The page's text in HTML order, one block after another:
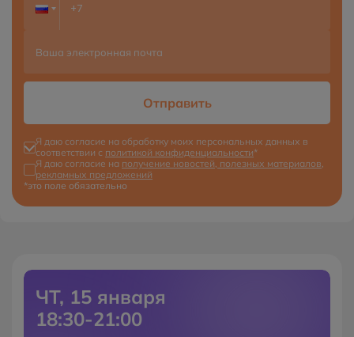
Отправить
Я даю согласие на обработку моих персональных данных в
соответствии с политикой конфиденциальности*
Я даю согласие на получение новостей, полезных материалов,
рекламных предложений
*это поле обязательно
ЧТ, 15 января
18:30-21:00